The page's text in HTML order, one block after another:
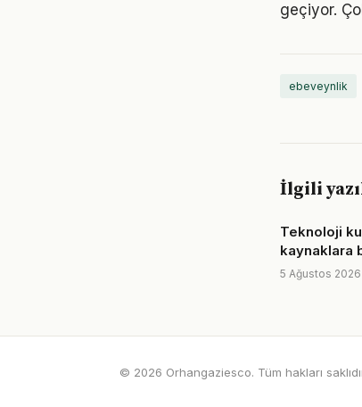
geçiyor.
ebeveynlik
İlgili
Teknoloji
kaynaklara
5 Ağustos 2026
© 2026 Orhangaziesco. Tüm hakları